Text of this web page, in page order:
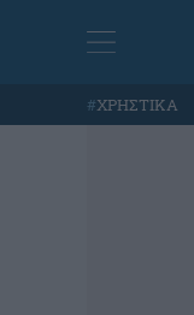
#ΧΡΗΣΤΙΚΑ